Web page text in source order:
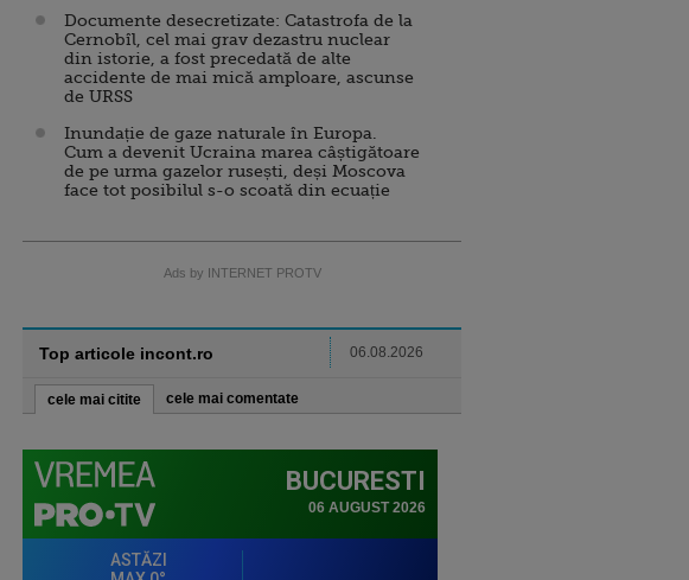
Documente desecretizate: Catastrofa de la
Cernobîl, cel mai grav dezastru nuclear
din istorie, a fost precedată de alte
accidente de mai mică amploare, ascunse
de URSS
Inundație de gaze naturale în Europa.
Cum a devenit Ucraina marea câștigătoare
de pe urma gazelor rusești, deși Moscova
face tot posibilul s-o scoată din ecuație
Ads by INTERNET PROTV
Top articole incont.ro 06.08.2026
cele mai citite cele mai comentate